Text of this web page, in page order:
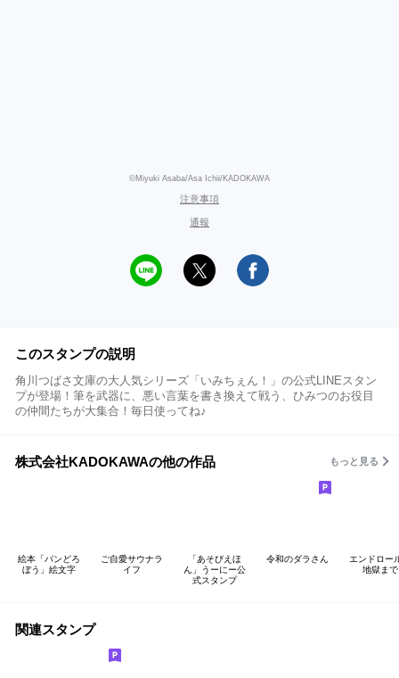
©Miyuki Asaba/Asa Ichii/KADOKAWA
注意事項
通報
このスタンプの説明
角川つばさ文庫の大人気シリーズ「いみちぇん！」の公式LINEスタン
プが登場！筆を武器に、悪い言葉を書き換えて戦う、ひみつのお役目
の仲間たちが大集合！毎日使ってね♪
株式会社KADOKAWAの他の作品 もっと見る
絵本「パンどろ
ぼう」絵文字
ご自愛サウナラ
イフ
「あそびえほ
ん」うーにー公
式スタンプ
令和のダラさん
エンドロー
地獄まで
関連スタンプ